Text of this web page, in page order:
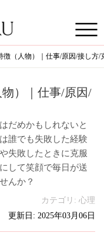
徴（人物）｜仕事/原因/接し方/
）｜仕事/原因/
だめかもしれないと
誰でも失敗した経験
失敗したときに克服
して笑顔で毎日が送
んか？
カテゴリ: 心理
更新日: 2025年03月06日